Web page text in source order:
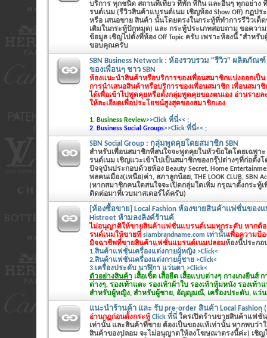
บริการ ทุกชนิด สถานที่เที่ยว ที่พัก ที่กิน และอื่นๆ ทุกอย่าง
รนด์เนม (รีวิวสินค้าแบรนด์เนม เชิญห้อง Show Off) กฏปร
หรือ เสนอขาย สินค้า นั้นโดยตรงในกระทู้ที่ทำการรีวิวเด็
เติมในกระทู้ปักหมุด) และ กระทู้ประเภทสอบถาม ขอควา
ข้อมูล เชิญไปตั้งที่ห้อง Off Topic ครับ เพราะห้องนี้ "สำหรั
ขอบคุณครับ
SBN Business Network : ห้องรวบรวม "รีวิว" ผลิตภัณ
ของเพื่อนๆ ชาว SBN
ห้องแนะนำสินค้าหรือบริการของเพื่อนสมาชิกแบ่งออกเป็
การนำเสนอสินค้าหรือบริการของเพื่อนสมาชิก เพื่อนสมา
ได้เพื่อเข้าไปพูดคุยหรือตั้งกลุ่มพูดคุยของตนเอง อ่านรายล
ให้ละเอียดเพื่อประโยชน์สูงสุดของสมาชิกเอง
1. Business Review>>Click ที่นี่<< ;
2. Business Social Groups>>Click ที่นี่<< ;
SBN Social Group : กลุ่มพูดคุยโดยสมาชิก SBN
สำหรับเพื่อนสมาชิกที่สนใจจะพูดคุยในหัวข้อใดโดยเฉพา
รนด์เนม เชิญแวะเข้าไปเป็นสมาชิกของกรุ๊ปต่างๆที่ก่อตั้งโ
ปัจจุบันประกอบด้วยห้อง Beauty Secret, Home
พลคนเมือง(เหนือ)ค่า, สภาลูกน้อย, THE LOOK CLUB, SBN
(หากสมาชิกคนใดสนใจจะเปิดกลุ่มใดเพิ่ม กรุณาตั้งกระทู้
ติดต่อมาที่เวบมาสเตอร์ได้ครับ)
[ห้องซื้อขาย] Local Fashion ห้องขายสินค้าแฟชั่นของแ
Histreet ห้ามลงลิงค์ร้านค้
ไม่อนุญาติให้ขายสินค้าแฟชั่นแบรนด์เนมทุกระดับ หากต้
รนด์เนมให้ขายที่ siambrandname.com เท่านั้นเพื่อความป้อ
มิจฉาชีพที่ขายสินค้าแฟชั่นแบรนด์เนมปลอมห้องนี้ประกอ
1.สินค้าแฟชั่นเครื่องแต่งกายผู้หญิง >Click<
2.สินค้าแฟชั่นเครื่องแต่งกายผู้ชาย >Click<
3.เครื่องประดับ นาฬิกา แว่นตา >Click<
ตัวอย่างสินค้าเสื้อเชิ้ต เสื้อยืด เสื้อแบบต่างๆ กางเกงยีนส์ ก
ต่างๆ, รองเท้าแตะ รองเท้าผ้าใบ รองเท้าหุ้มหนัง รองเท้
สำหรับผู้หญิง, สำหรับผู้ชาย, อัญญมณี, เครื่องประดับ, แว่
แนะนำร้านค้า และ รับ pre-order สินค้า Local
อ่านกฏก่อนตั้งกระทู้ Click ที่นี่ ใครเปิดร้านขายสินค้าแฟชั่
เท่านั้น และสินค้าที่ขาย ต้องเป็นของแท้เท่านั้น หากพบว่า
สินค้าของปลอม จะไม่อนุญาตให้ลงโฆษณาตรงนี้ค่ะ) เชิญ